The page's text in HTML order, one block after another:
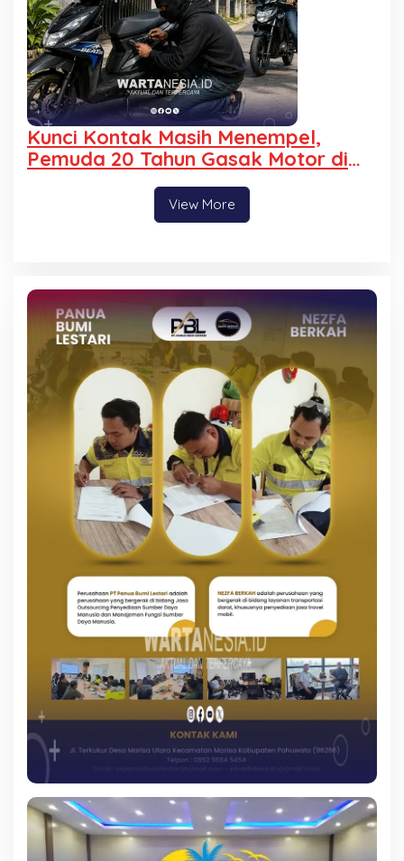
Kunci Kontak Masih Menempel,
Pemuda 20 Tahun Gasak Motor di
View More